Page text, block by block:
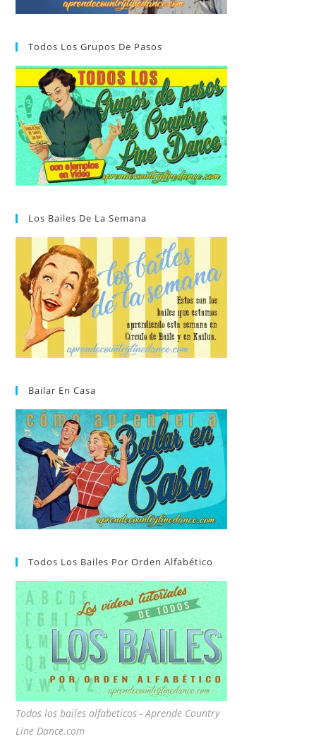
Todos Los Grupos De Pasos
Los Bailes De La Semana
Bailar En Casa
Todos Los Bailes Por Orden Alfabético
Todos los bailes alfabeticos - Aprende Country
Line Dance.com